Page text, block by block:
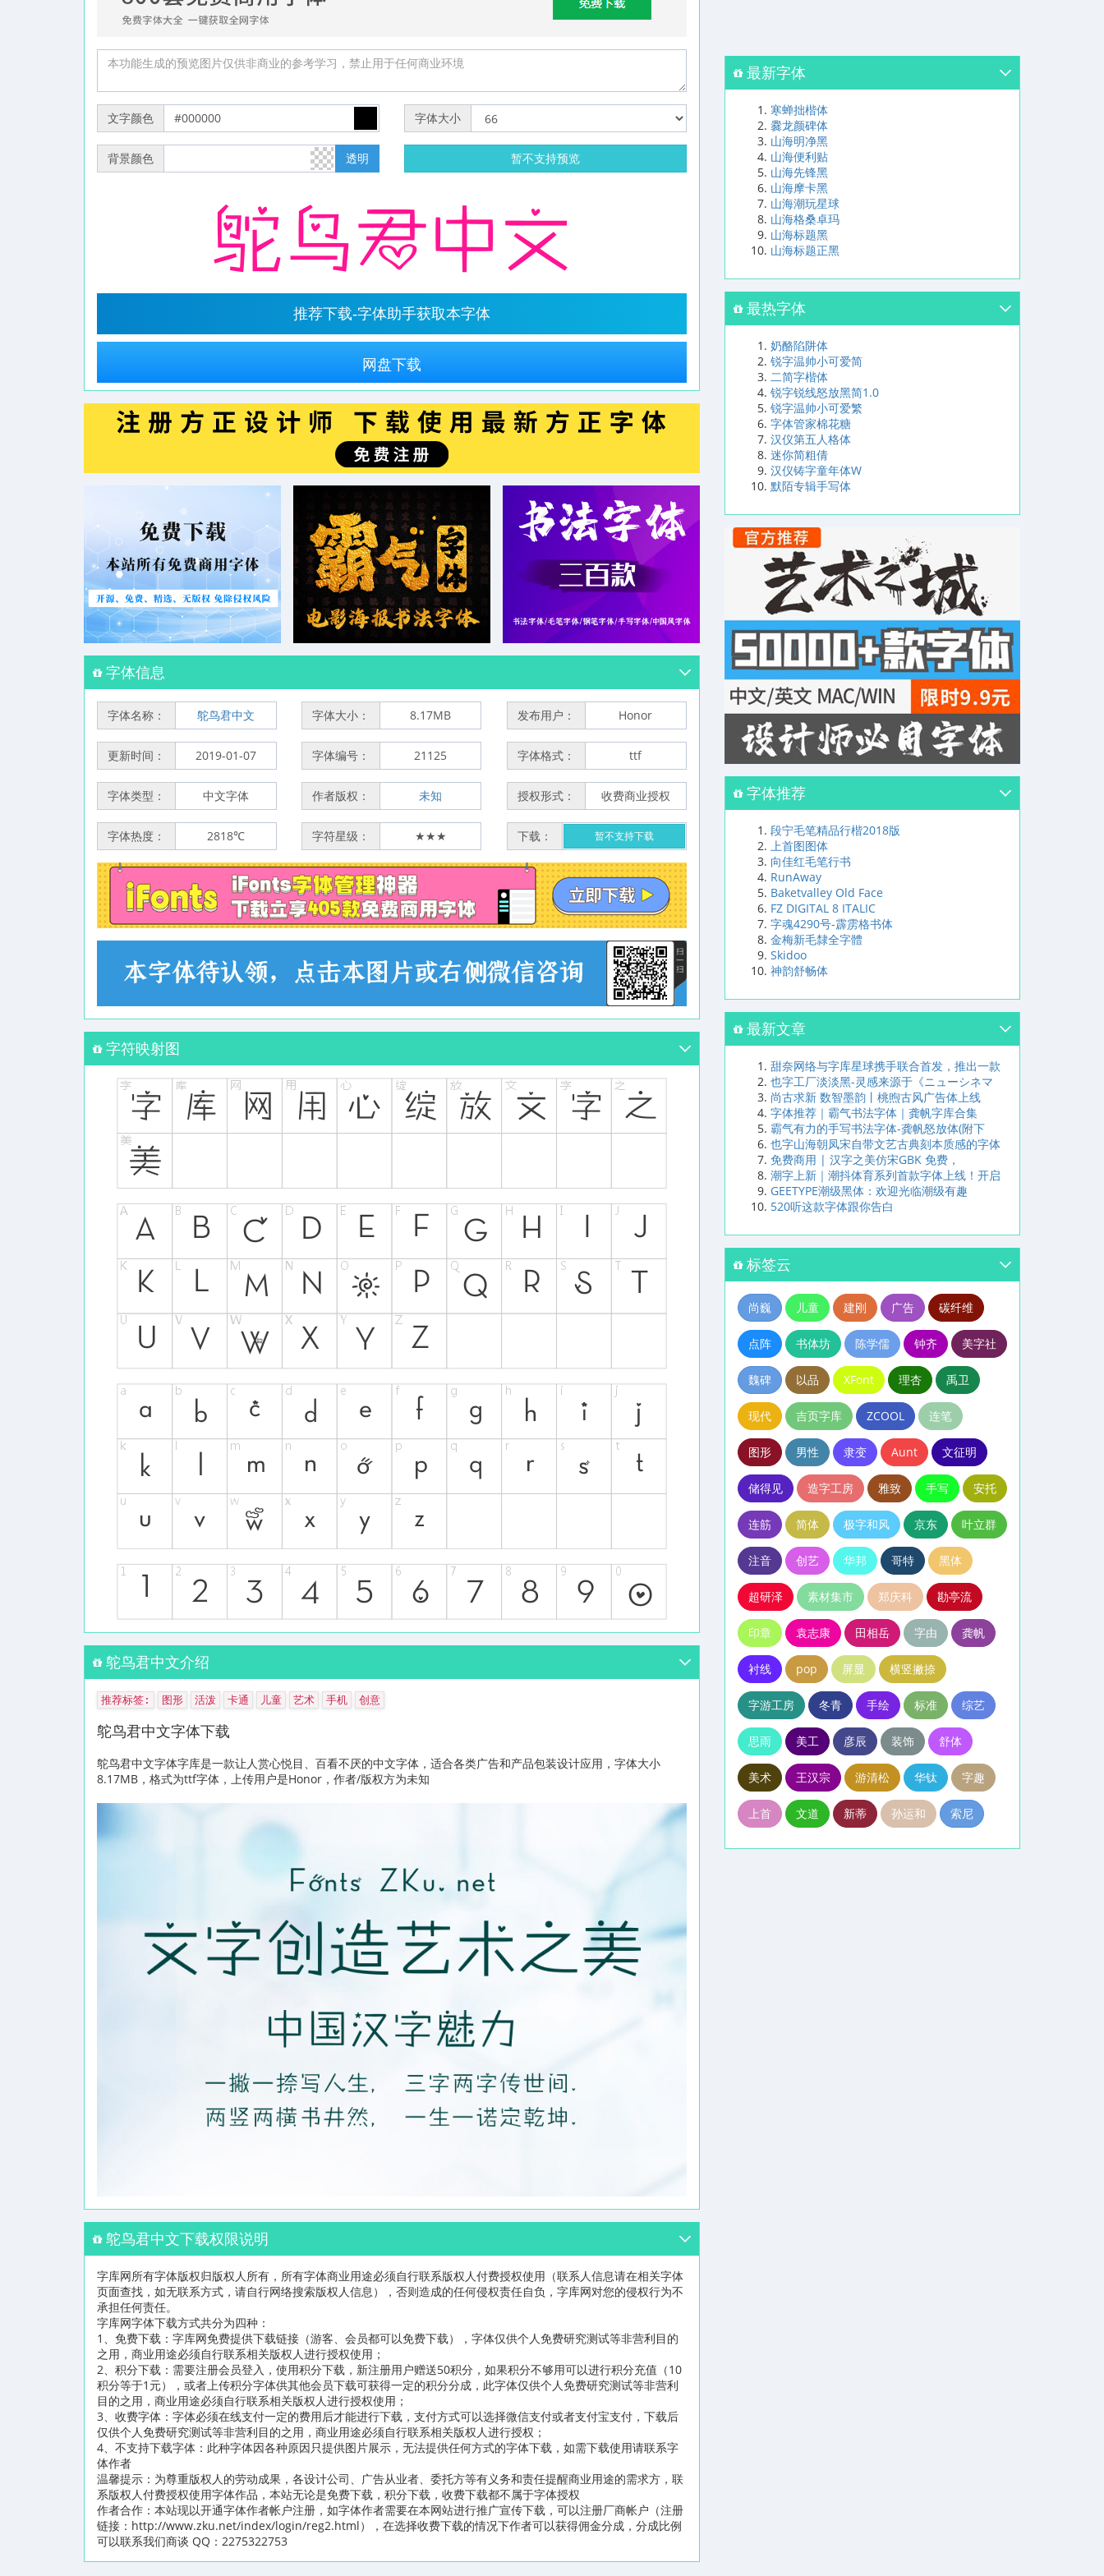
文字颜色 字体大小
背景颜色 透明 暂不支持预览
推荐下载-字体助手获取本字体
网盘下载
字体信息
字体名称： 鸵鸟君中文 字体大小： 8.17MB 发布用户： Honor
更新时间： 2019-01-07 字体编号： 21125 字体格式： ttf
字体类型： 中文字体 作者版权： 未知 授权形式： 收费商业授权
字体热度： 2818℃ 字符星级： ★★★ 下载： 暂不支持下载
字符映射图
鸵鸟君中文介绍
推荐标签: 图形 活泼 卡通 儿童 艺术 手机 创意
鸵鸟君中文字体下载
鸵鸟君中文字体字库是一款让人赏心悦目、百看不厌的中文字体，适合各类广告和产品包装设计应用，字体大小
8.17MB，格式为ttf字体，上传用户是Honor，作者/版权方为未知
鸵鸟君中文下载权限说明
字库网所有字体版权归版权人所有，所有字体商业用途必须自行联系版权人付费授权使用（联系人信息请在相关字体
页面查找，如无联系方式，请自行网络搜索版权人信息），否则造成的任何侵权责任自负，字库网对您的侵权行为不
承担任何责任。
字库网字体下载方式共分为四种：
1、免费下载：字库网免费提供下载链接（游客、会员都可以免费下载），字体仅供个人免费研究测试等非营利目的
之用，商业用途必须自行联系相关版权人进行授权使用；
2、积分下载：需要注册会员登入，使用积分下载，新注册用户赠送50积分，如果积分不够用可以进行积分充值（10
积分等于1元），或者上传积分字体供其他会员下载可获得一定的积分分成，此字体仅供个人免费研究测试等非营利
目的之用，商业用途必须自行联系相关版权人进行授权使用；
3、收费字体：字体必须在线支付一定的费用后才能进行下载，支付方式可以选择微信支付或者支付宝支付，下载后
仅供个人免费研究测试等非营利目的之用，商业用途必须自行联系相关版权人进行授权；
4、不支持下载字体：此种字体因各种原因只提供图片展示，无法提供任何方式的字体下载，如需下载使用请联系字
体作者
温馨提示：为尊重版权人的劳动成果，各设计公司、广告从业者、委托方等有义务和责任提醒商业用途的需求方，联
系版权人付费授权使用字体作品，本站无论是免费下载，积分下载，收费下载都不属于字体授权
作者合作：本站现以开通字体作者帐户注册，如字体作者需要在本网站进行推广宣传下载，可以注册厂商帐户（注册
链接：http://www.zku.net/index/login/reg2.html），在选择收费下载的情况下作者可以获得佣金分成，分成比例
可以联系我们商谈 QQ：2275322753
最新字体
寒蝉拙楷体
爨龙颜碑体
山海明净黑
山海便利贴
山海先锋黑
山海摩卡黑
山海潮玩星球
山海格桑卓玛
山海标题黑
山海标题正黑
最热字体
奶酪陷阱体
锐字温帅小可爱简
二简字楷体
锐字锐线怒放黑简1.0
锐字温帅小可爱繁
字体管家棉花糖
汉仪第五人格体
迷你简粗倩
汉仪铸字童年体W
默陌专辑手写体
字体推荐
段宁毛笔精品行楷2018版
上首图图体
向佳红毛笔行书
RunAway
Baketvalley Old Face
FZ DIGITAL 8 ITALIC
字魂4290号-霹雳格书体
金梅新毛隸全字體
Skidoo
神韵舒畅体
最新文章
甜奈网络与字库星球携手联合首发，推出一款
也字工厂淡淡黑-灵感来源于《ニューシネマ
尚古求新 数智墨韵丨桃煦古风广告体上线
字体推荐｜霸气书法字体｜龚帆字库合集
霸气有力的手写书法字体-龚帆怒放体(附下
也字山海朝凤宋自带文艺古典刻本质感的字体
免费商用 | 汉字之美仿宋GBK 免费，
潮字上新｜潮抖体育系列首款字体上线！开启
GEETYPE潮级黑体：欢迎光临潮级有趣
520听这款字体跟你告白
标签云
尚巍 儿童 建刚 广告 碳纤维
点阵 书体坊 陈学儒 钟齐 美字社
魏碑 以品 XFont 理杏 禹卫
现代 吉页字库 ZCOOL 连笔
图形 男性 隶变 Aunt 文征明
储得见 造字工房 雅致 手写 安托
连筋 简体 极字和风 京东 叶立群
注音 创艺 华邦 哥特 黑体
超研泽 素材集市 郑庆科 勘亭流
印章 袁志康 田相岳 字由 龚帆
衬线 pop 屏显 横竖撇捺
字游工房 冬青 手绘 标准 综艺
思雨 美工 彦辰 装饰 舒体
美术 王汉宗 游清松 华钛 字趣
上首 文道 新蒂 孙运和 索尼